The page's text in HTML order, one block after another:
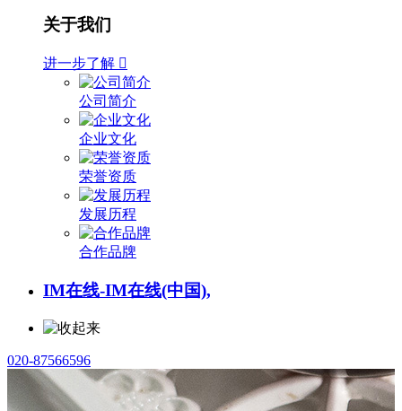
关于我们
进一步了解 
公司简介
企业文化
荣誉资质
发展历程
合作品牌
IM在线-IM在线(中国),
020-87566596